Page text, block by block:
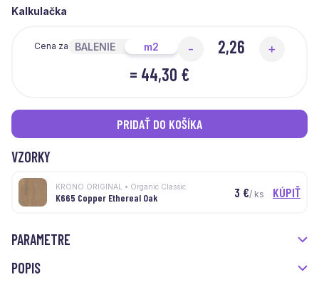
Kalkulačka
Cena za BALENIE m2 - +
= 44,30 €
PRIDAŤ DO KOŠÍKA
VZORKY
KRONO ORIGINAL • Organic Classic
K665 Copper Ethereal Oak 3 €/ ks KÚPIŤ
PARAMETRE
POPIS